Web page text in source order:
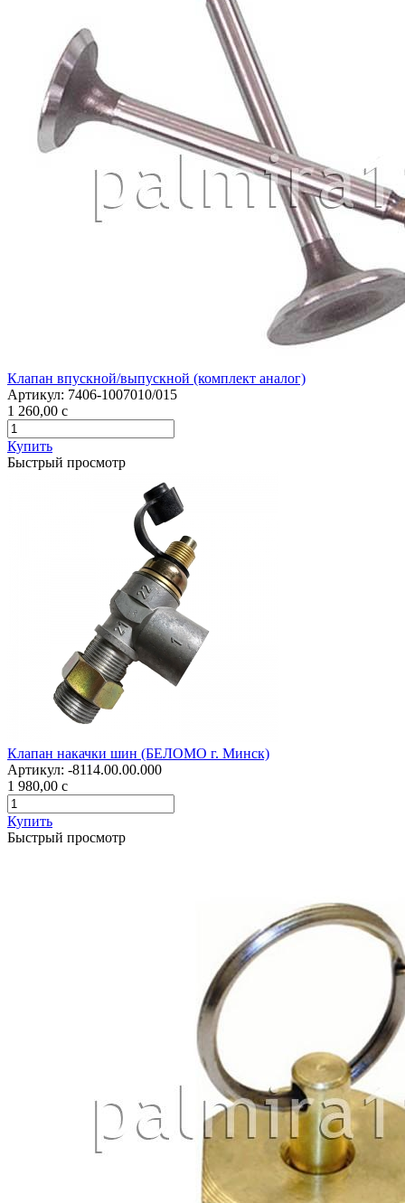
Клапан впускной/выпускной (комплект аналог)
Артикул: 7406-1007010/015
1 260,00 c
Купить
Быстрый просмотр
Клапан накачки шин (БЕЛОМО г. Минск)
Артикул: -8114.00.00.000
1 980,00 c
Купить
Быстрый просмотр